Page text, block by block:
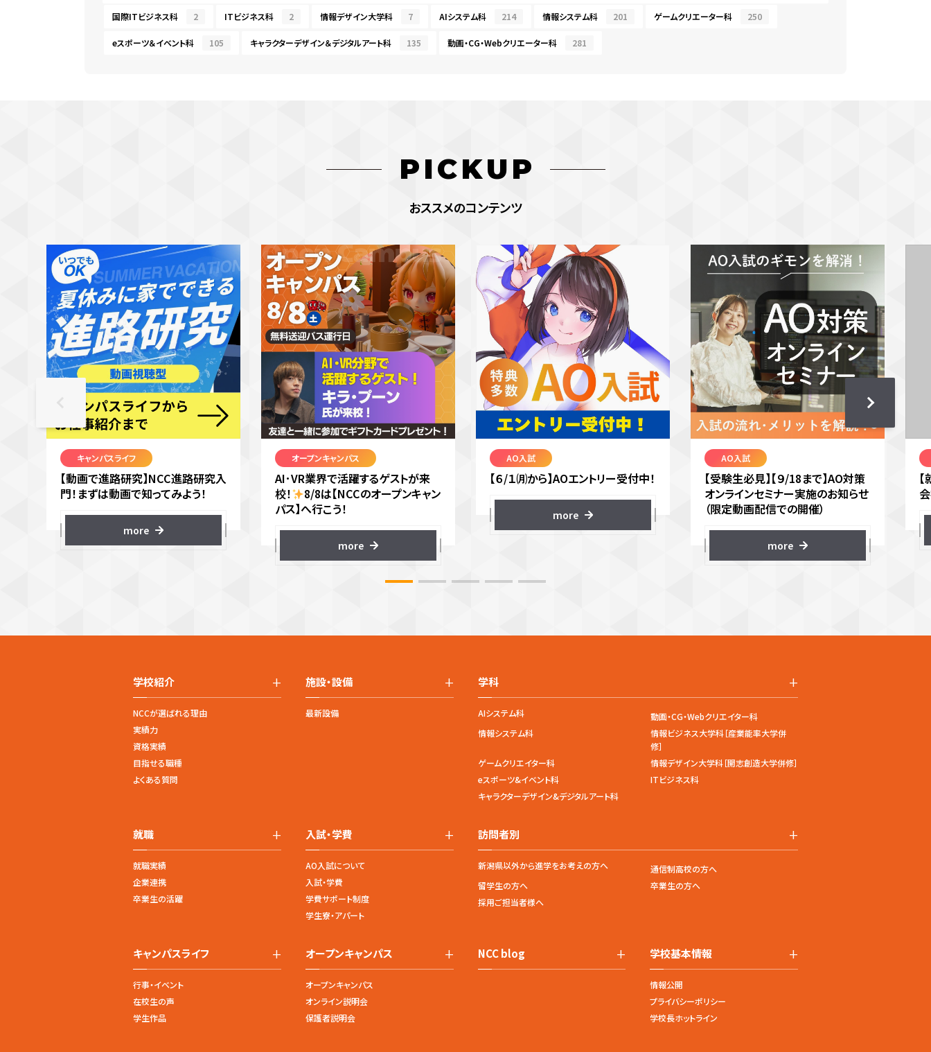
国際ITビジネス科 2 ITビジネス科 2 情報デザイン大学科 7 AIシステム科 214 情報システム科 201 ゲームクリエーター科 250
eスポーツ＆イベント科 105 キャラクターデザイン＆デジタルアート科 135 動画・CG・Webクリエーター科 281
PICKUP
おススメのコンテンツ
キャンパスライフ
【動画で進路研究】NCC進路研究入
門！まずは動画で知ってみよう！
more
オープンキャンパス
AI･VR業界で活躍するゲストが来
校！
8/8は【NCCのオープンキャン
パス】へ行こう！
more
AO入試
【６/１㈪から】AOエントリー受付中！
more
AO入試
【受験生必見】【９/18まで】AO対策
オンラインセミナー実施のお知らせ
（限定動画配信での開催）
more
学校紹介 +
NCCが選ばれる理由
実績力
資格実績
目指せる職種
よくある質問
施設・設備 +
最新設備
学科 +
AIシステム科
動画・CG・Webクリエイター科
情報システム科
情報ビジネス大学科［産業能率大学併
修］
ゲームクリエイター科
情報デザイン大学科［開志創造大学併修］
eスポーツ&イベント科
ITビジネス科
キャラクターデザイン&デジタルアート科
就職 +
就職実績
企業連携
卒業生の活躍
入試・学費 +
AO入試について
入試・学費
学費サポート制度
学生寮・アパート
訪問者別 +
新潟県以外から進学をお考えの方へ
通信制高校の方へ
留学生の方へ
卒業生の方へ
採用ご担当者様へ
キャンパスライフ +
行事・イベント
在校生の声
学生作品
オープンキャンパス +
オープンキャンパス
オンライン説明会
保護者説明会
NCC blog + 学校基本情報 +
情報公開
プライバシーポリシー
学校長ホットライン